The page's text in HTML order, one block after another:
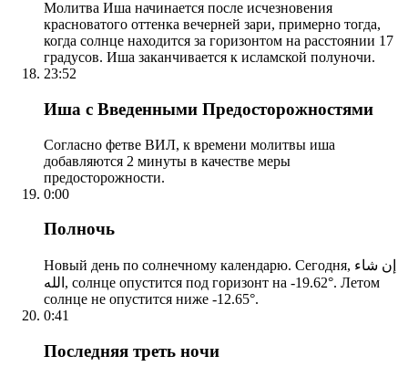
Молитва Иша начинается после исчезновения
красноватого оттенка вечерней зари, примерно тогда,
когда солнце находится за горизонтом на расстоянии 17
градусов. Иша заканчивается к исламской полуночи.
23:52
Иша с Введенными Предосторожностями
Согласно фетве ВИЛ, к времени молитвы иша
добавляются 2 минуты в качестве меры
предосторожности.
0:00
Полночь
Новый день по солнечному календарю. Сегодня, إن شاء
الله, солнце опустится под горизонт на -19.62°. Летом
солнце не опустится ниже -12.65°.
0:41
Последняя треть ночи